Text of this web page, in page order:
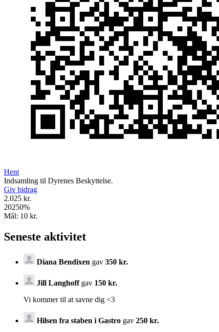
Hent
Indsamling til Dyrenes Beskyttelse.
Giv bidrag
2.025 kr.
20250%
Mål: 10 kr.
Seneste aktivitet
Diana Bendixen gav 350 kr.
Jill Langhoffgav 150 kr.
Vi kommer til at savne dig <3
Hilsen fra staben i Gastro gav 250 kr.